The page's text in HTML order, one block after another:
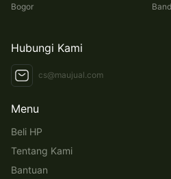
Bogor
Hubungi Kami
cs@maujual.com
Menu
Beli HP
Tentang Kami
Bantuan